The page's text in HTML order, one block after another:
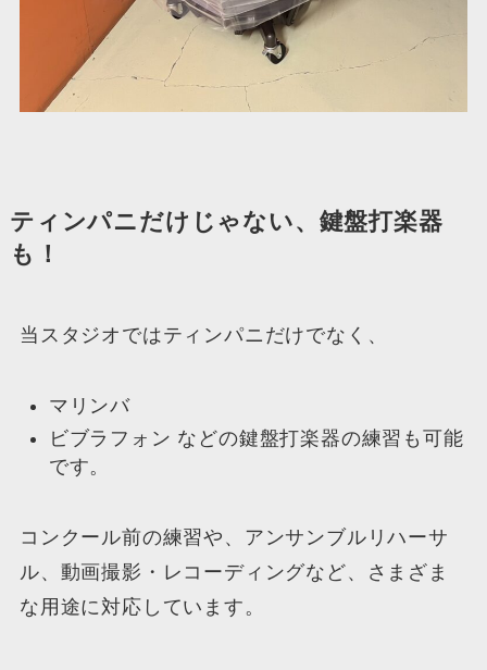
ティンパニだけじゃない、鍵盤打楽器
も！
当スタジオではティンパニだけでなく、
マリンバ
ビブラフォン などの鍵盤打楽器の練習も可能
です。
コンクール前の練習や、アンサンブルリハーサ
ル、動画撮影・レコーディングなど、さまざま
な用途に対応しています。